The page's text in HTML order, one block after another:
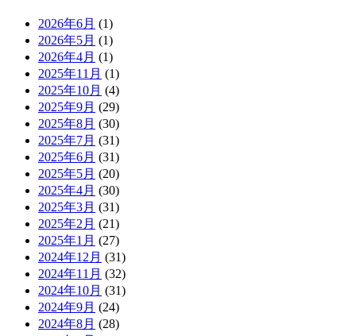
2026年6月 (1)
2026年5月 (1)
2026年4月 (1)
2025年11月 (1)
2025年10月 (4)
2025年9月 (29)
2025年8月 (30)
2025年7月 (31)
2025年6月 (31)
2025年5月 (20)
2025年4月 (30)
2025年3月 (31)
2025年2月 (21)
2025年1月 (27)
2024年12月 (31)
2024年11月 (32)
2024年10月 (31)
2024年9月 (24)
2024年8月 (28)